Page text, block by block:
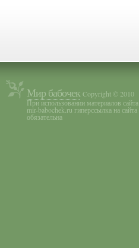
Мир бабочек Copyright © 2010
При использовании материалов сайта
mir-babochek.ru гиперссылка на сайта
обязательна